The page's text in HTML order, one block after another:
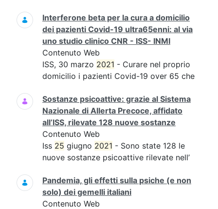
Interferone beta per la cura a domicilio
dei pazienti Covid-19 ultra65enni: al via
uno studio clinico CNR - ISS- INMI
Contenuto Web
ISS, 30 marzo 2021 - Curare nel proprio
domicilio i pazienti Covid-19 over 65 che
Sostanze psicoattive: grazie al Sistema
Nazionale di Allerta Precoce, affidato
all’ISS, rilevate 128 nuove sostanze
Contenuto Web
Iss 25 giugno 2021 - Sono state 128 le
nuove sostanze psicoattive rilevate nell’
Pandemia, gli effetti sulla psiche (e non
solo) dei gemelli italiani
Contenuto Web